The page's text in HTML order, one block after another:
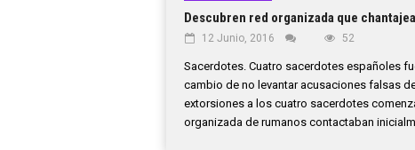
Descubren red organizada que
12 Junio, 2016 52
Sacerdotes. Cuatro sacerdotes españoles
cambio de no levantar acusaciones falsas
extorsiones a los cuatro sacerdotes
organizada de rumanos contactaban